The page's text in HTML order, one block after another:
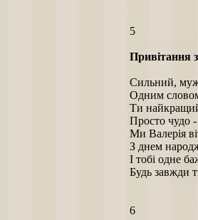
5
Привітання
Сильний,
Одним
Ти
Просто чудо
Ми Валерія
З днем
І тобі одне
Будь завжди
6